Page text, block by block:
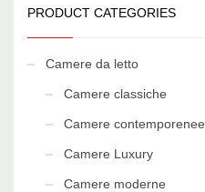
PRODUCT CATEGORIES
Camere da letto
Camere classiche
Camere contemporenee
Camere Luxury
Camere moderne